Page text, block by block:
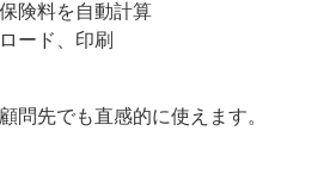
険料を自動計算
ード、印刷
問先でも直感的に使えます。